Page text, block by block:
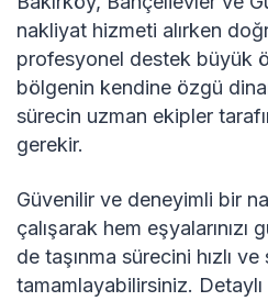
nakliyat hizmeti alırken
profesyonel destek büyük
bölgenin kendine özgü
sürecin uzman ekipler
gerekir.
Güvenilir ve deneyimli bir
çalışarak hem eşyalarınızı
de taşınma sürecini hızlı
tamamlayabilirsiniz.